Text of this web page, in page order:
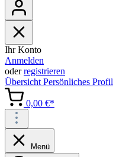
Ihr Konto
Anmelden
oderregistrieren
Übersicht Persönliches Profil
0,00 €*
Menü